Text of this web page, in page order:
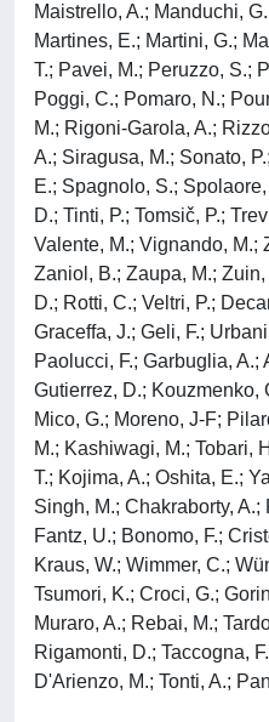
Maistrello, A.; Manduchi,
Martines, E.; Martini, G.;
T.; Pavei, M.; Peruzzo, S.;
Poggi, C.; Pomaro, N.;
M.; Rigoni-Garola, A.;
A.; Siragusa, M.; Sonato,
E.; Spagnolo, S.;
D.; Tinti, P.; Tomsič, P.;
Valente, M.; Vignando, M.;
Zaniol, B.; Zaupa, M.;
D.; Rotti, C.; Veltri, P.;
Graceffa, J.; Geli, F.;
Paolucci, F.; Garbuglia, A.;
Gutierrez, D.; Kouzmenko,
Mico, G.; Moreno, J-F;
M.; Kashiwagi, M.; Tobari,
T.; Kojima, A.; Oshita, E.;
Singh, M.; Chakraborty, A.;
Fantz, U.; Bonomo, F.;
Kraus, W.; Wimmer, C.;
Tsumori, K.; Croci, G.;
Muraro, A.; Rebai, M.;
Rigamonti, D.; Taccogna,
D'Arienzo, M.; Tonti, A.;